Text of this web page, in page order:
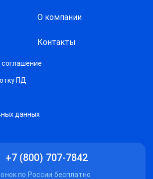
О компании
Контакты
соглашение
ПД
данных
+7 (800) 707-7842
по России бесплатно